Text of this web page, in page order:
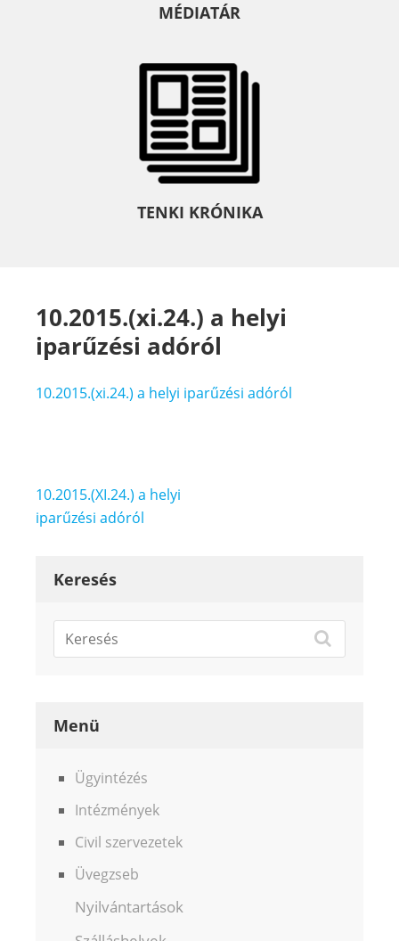
MÉDIATÁR
TENKI KRÓNIKA
10.2015.(xi.24.) a helyi
iparűzési adóról
10.2015.(xi.24.) a helyi iparűzési adóról
Bejegyzés
navigáció
10.2015.(XI.24.) a helyi
iparűzési adóról
Keresés
Menü
Ügyintézés
Intézmények
Civil szervezetek
Üvegzseb
Nyilvántartások